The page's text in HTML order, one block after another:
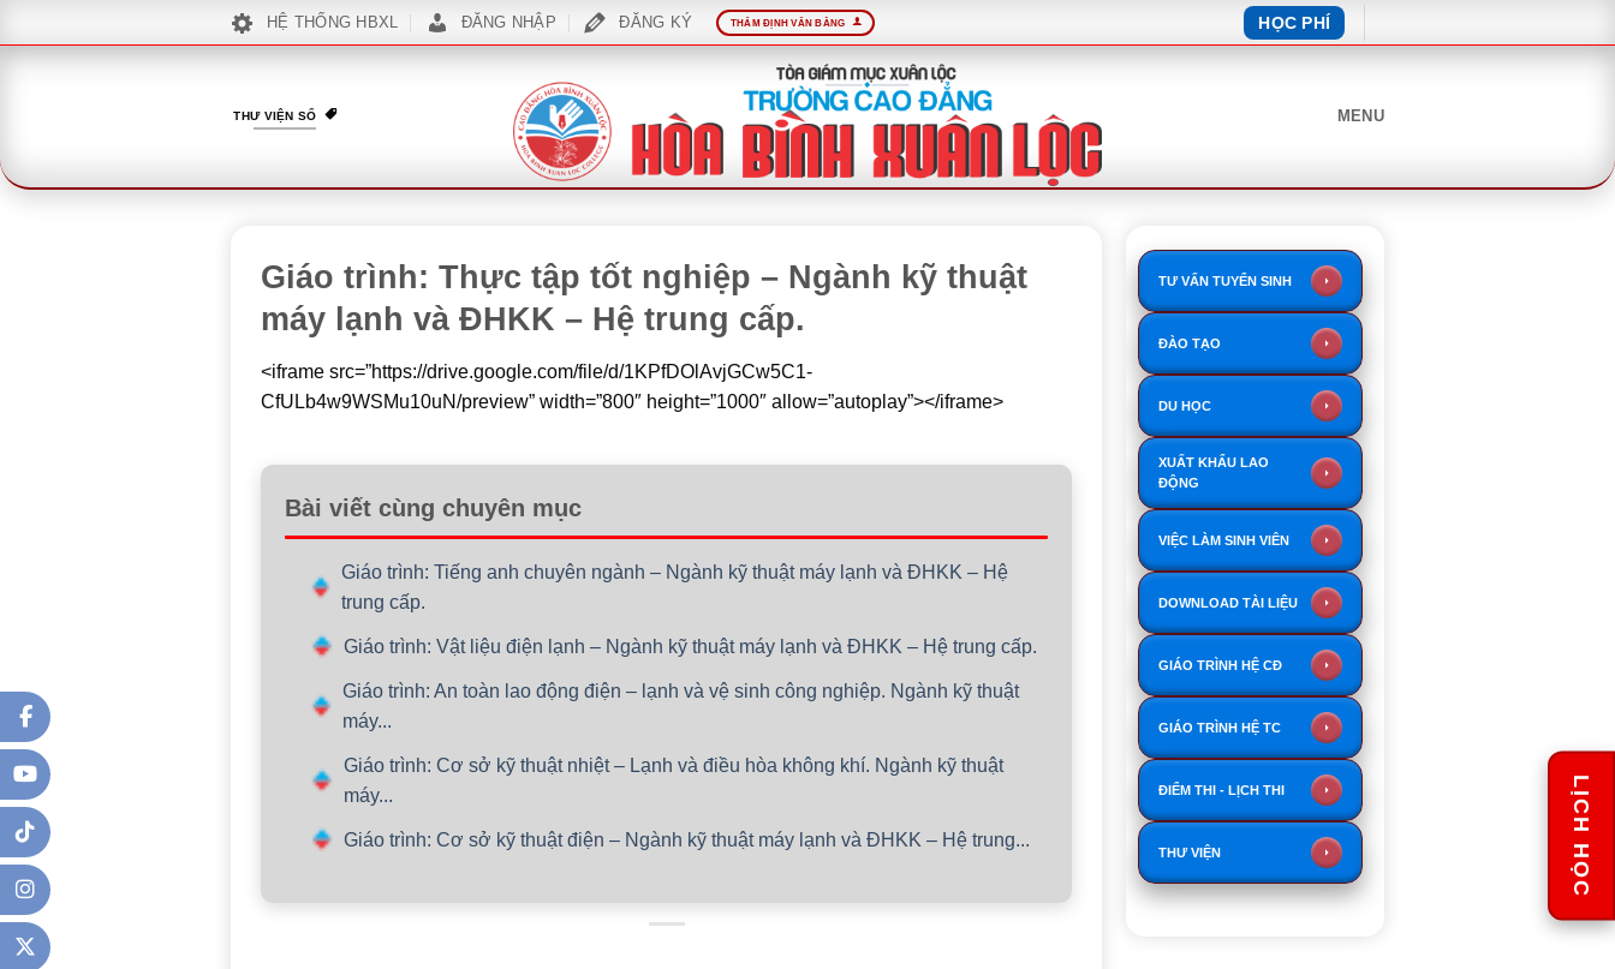
qua
HỆ THỐNG HBXL ĐĂNG NHẬP ĐĂNG KÝ THẨM ĐỊNH VĂN BẰNG HỌC PHÍ
THƯ VIỆN SỐ MENU
Giáo trình: Thực tập tốt nghiệp – Ngành kỹ thuật
máy lạnh và ĐHKK – Hệ trung cấp.
<iframe src=”https://drive.google.com/file/d/1KPfDOlAvjGCw5C1-
CfULb4w9WSMu10uN/preview” width=”800″ height=”1000″ allow=”autoplay”></iframe>
Bài viết cùng chuyên mục
Giáo trình: Tiếng anh chuyên ngành – Ngành kỹ thuật máy lạnh và ĐHKK – Hệ
trung cấp.
Giáo trình: Vật liệu điện lạnh – Ngành kỹ thuật máy lạnh và ĐHKK – Hệ trung cấp.
Giáo trình: An toàn lao động điện – lạnh và vệ sinh công nghiệp. Ngành kỹ thuật
máy...
Giáo trình: Cơ sở kỹ thuật nhiệt – Lạnh và điều hòa không khí. Ngành kỹ thuật
máy...
Giáo trình: Cơ sở kỹ thuật điện – Ngành kỹ thuật máy lạnh và ĐHKK – Hệ trung...
TƯ VẤN TUYỂN SINH
ĐÀO TẠO
DU HỌC
XUẤT KHẨU LAO
ĐỘNG
VIỆC LÀM SINH VIÊN
DOWNLOAD TÀI LIỆU
GIÁO TRÌNH HỆ CĐ
GIÁO TRÌNH HỆ TC
ĐIỂM THI - LỊCH THI
THƯ VIỆN LỊCH HỌC